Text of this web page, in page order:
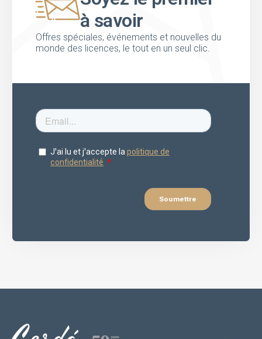
à savoir
Offres spéciales, événements et nouvelles du
monde des licences, le tout en un seul clic.